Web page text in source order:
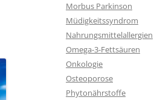
Morbus Parkinson
Müdigkeitssyndrom
Nahrungsmittelallergien
Omega-3-Fettsäuren
Onkologie
Osteoporose
Phytonährstoffe